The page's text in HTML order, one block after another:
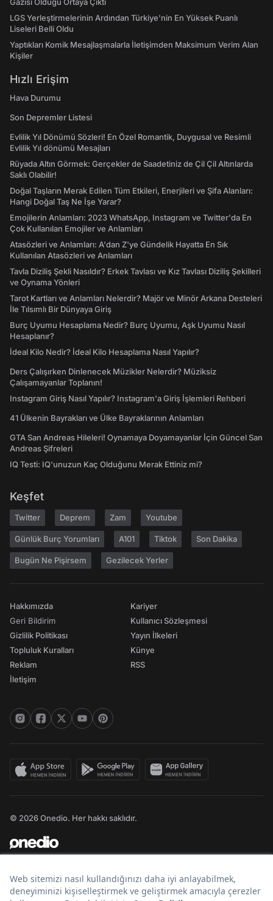
LGS Yerleştirmelerinin Ardından Türkiye'nin En Yüksek Puanlı
Liseleri Belli Oldu
Yaptıkları Komik Mesajlaşmalarla İletişimden Maksimum Verim Alan
Kişiler
Hızlı Erişim
Hava Durumu
Son Depremler Listesi
Evlilik Yıl Dönümü Sözleri! En Özel Romantik, Duygusal ve Resimli
Evlilik Yıl dönümü Mesajları
Rüyada Altın Görmek: Gerçekler de Saadetiniz de Çil Çil Altınlarda
Saklı Olabilir!
Doğal Taşların Merak Edilen Tüm Etkileri, Enerjileri ve Şifa Alanları:
Hangi Doğal Taş Ne İşe Yarar?
Emojilerin Anlamları: 2023 WhatsApp, Instagram ve Twitter'da En
Çok Kullanılan Emojiler ve Anlamları
Atasözleri ve Anlamları: A'dan Z'ye Gündelik Hayatta En Sık
Kullanılan Atasözleri ve Anlamları
Tavla Diziliş Şekli Nasıldır? Erkek Tavlası ve Kız Tavlası Diziliş Şekilleri
ve Oynama Yönleri
Tarot Kartları ve Anlamları Nelerdir? Majör ve Minör Arkana Desteleri
İle Tılsımlı Bir Dünyaya Giriş
Burç Uyumu Hesaplama Nedir? Burç Uyumu, Aşk Uyumu Nasıl
Hesaplanır?
İdeal Kilo Nedir? İdeal Kilo Hesaplama Nasıl Yapılır?
Ders Çalışırken Dinlenecek Müzikler Nelerdir? Müziksiz
Çalışamayanlar Toplanın!
Instagram Giriş Nasıl Yapılır? Instagram'a Giriş İşlemleri Rehberi
41 Ülkenin Bayrakları ve Ülke Bayraklarının Anlamları
GTA San Andreas Hileleri! Oynamaya Doyamayanlar İçin Güncel San
Andreas Şifreleri
IQ Testi: IQ'unuzun Kaç Olduğunu Merak Ettiniz mi?
Keşfet
Twitter Deprem Zam Youtube
Günlük Burç Yorumları A101 Tiktok Son Dakika
Bugün Ne Pişirsem Gezilecek Yerler
Hakkımızda
Geri Bildirim
Gizlilik Politikası
Topluluk Kuralları
Reklam
İletişim
Kariyer
Kullanıcı Sözleşmesi
Yayın İlkeleri
Künye
RSS
© 2026 Onedio. Her hakkı saklıdır.
Bir markasıdır.